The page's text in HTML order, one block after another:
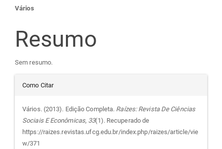
Conteúdo
do
artigo
principal
Vários
Resumo
Sem resumo.
Detalhes
do
artigo
Como Citar
Vários. (2013). Edição Completa. Raízes: Revista De Ciências
Sociais E Econômicas, 33(1). Recuperado de
https://raizes.revistas.ufcg.edu.br/index.php/raizes/article/vie
w/371